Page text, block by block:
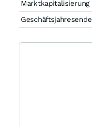
Marktkapitalisierung
Geschäftsjahresende